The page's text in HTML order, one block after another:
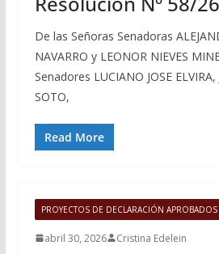
De las Señoras Senadoras
NAVARRO y LEONOR NIEVES
Senadores LUCIANO JOSE ELVIRA,
SOTO,
Read More
PROYECTOS DE DECLARACIÓN APROBADOS
abril 30, 2026 Cristina Edelein